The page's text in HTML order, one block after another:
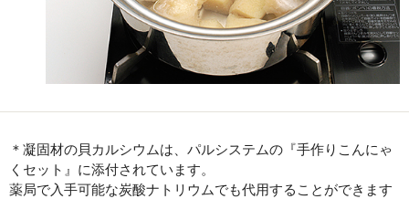
＊凝固材の貝カルシウムは、パルシステムの『手作りこんにゃ
くセット』に添付されています。
薬局で入手可能な炭酸ナトリウムでも代用することができます